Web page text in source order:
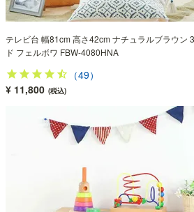
テレビ台 幅81cm 高さ42cm ナチュラルブラウン
ド フェルボワ FBW-4080HNA
（49）
¥ 11,800 (税込)